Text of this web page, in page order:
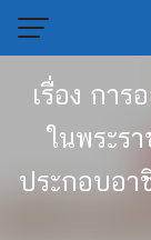
Skip
content
เรื่อง กา
ในพระร
ประกอบอา